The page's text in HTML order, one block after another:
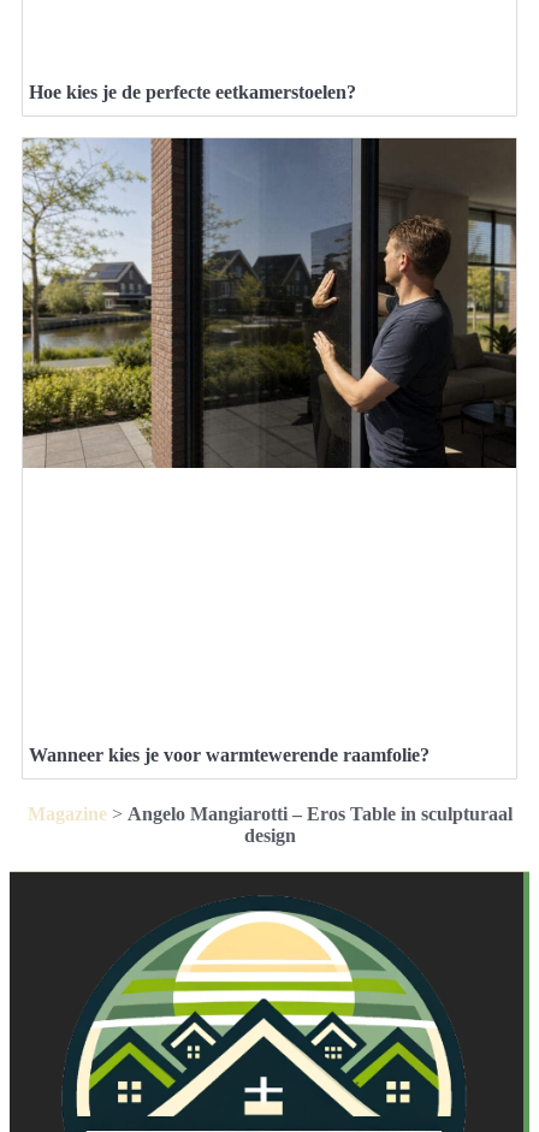
Hoe kies je de perfecte eetkamerstoelen?
Wanneer kies je voor warmtewerende raamfolie?
Magazine> Angelo Mangiarotti – Eros Table in sculpturaal
design